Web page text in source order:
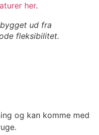
her.
ud fra
fleksibilitet.
og kan komme med